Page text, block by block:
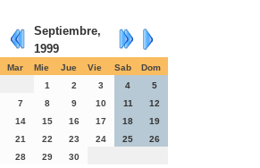
Septiembre,
1999
Mar Mie Jue Vie Sab
Dom
1
2 3 4
5
7 8 9 10 11
12
14 15 16 17 18
19
21 22 23 24 25
26
28 29 30